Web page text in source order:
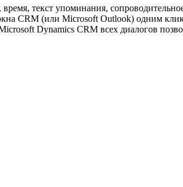
текст упоминания,
CRM (или Microsoft Outlook) одним
Dynamics CRM всех диалогов